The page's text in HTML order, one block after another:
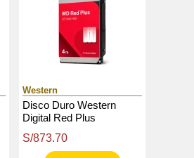
Western
Disco Duro Western
Digital Red Plus
5400Rpm, 3.5", Cache
128Mb
S/873.70